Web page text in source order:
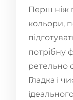
Перш ніж
кольори,
потрібну
ретельно
Гладка і